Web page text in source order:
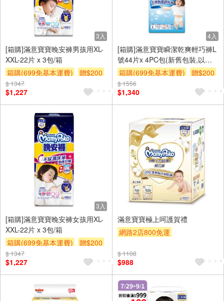
3入
[箱購]滿意寶寶晚安褲男孩用XL-
XXL-22片 x 3包/箱
箱購(699免基本運費)
贈$200
$ 1347
$1,227
4入
[箱購]滿意寶寶瞬潔乾爽輕巧褲L
號44片x 4PC包(新舊包裝,以實
際出貨為主)
箱購(699免基本運費) 贈$200
$ 1556
$1,340
3入
[箱購]滿意寶寶晚安褲女孩用XL-
XXL-22片 x 3包/箱
箱購(699免基本運費)
贈$200
$ 1347
$1,227
滿意寶寶極上呵護賀禮
網路2店800免運
$ 1108
$988